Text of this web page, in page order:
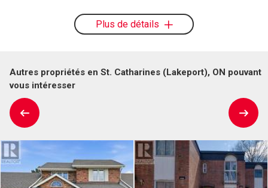
Plus de détails
Autres propriétés en St. Catharines (Lakeport), ON pouvant
vous intéresser